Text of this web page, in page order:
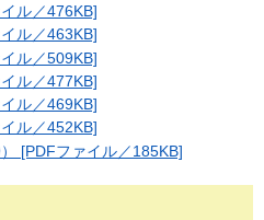
ル／476KB]
ル／463KB]
ル／509KB]
ル／477KB]
ル／469KB]
ル／452KB]
[PDFファイル／185KB]